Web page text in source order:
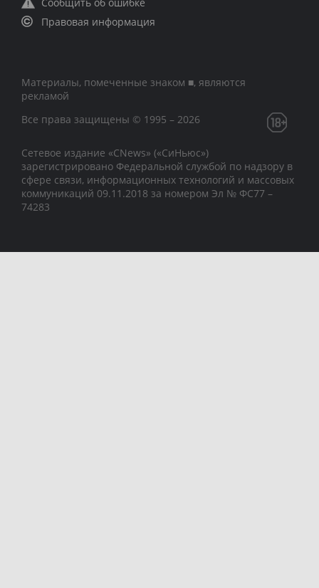
Правовая информация
Материалы, помеченные знаком ■, являются
рекламой
Все права защищены © 1995 – 2026
Сетевое издание «CNews» («СиНьюс»)
зарегистрировано Федеральной службой по надзору в
сфере связи, информационных технологий и массовых
коммуникаций 09.11.2018 за номером Эл № ФС77 –
74283